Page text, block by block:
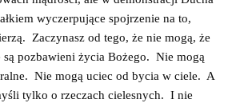
wyczerpujące spojrzenie na to,
Zaczynasz od tego, że nie mogą, że
są pozbawieni życia Bożego. Nie mogą
Nie mogą uciec od bycia w ciele. A
tylko o rzeczach cielesnych. I nie